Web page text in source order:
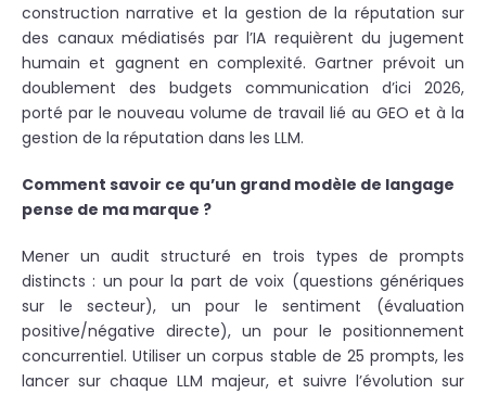
construction narrative et la gestion de la réputation sur
des canaux médiatisés par l’IA requièrent du jugement
humain et gagnent en complexité. Gartner prévoit un
doublement des budgets communication d’ici 2026,
porté par le nouveau volume de travail lié au GEO et à la
gestion de la réputation dans les LLM.
Comment savoir ce qu’un grand modèle de langage
pense de ma marque ?
Mener un audit structuré en trois types de prompts
distincts : un pour la part de voix (questions génériques
sur le secteur), un pour le sentiment (évaluation
positive/négative directe), un pour le positionnement
concurrentiel. Utiliser un corpus stable de 25 prompts, les
lancer sur chaque LLM majeur, et suivre l’évolution sur